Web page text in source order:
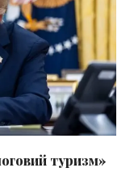
туризм»